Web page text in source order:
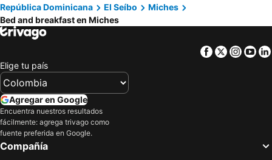
República Dominicana
El Seíbo
Miches
Bed and breakfast en Miches
Facebook
Twitter
Elige tu país
Agregar en Google
Encuentra nuestros resultados
fácilmente: agrega trivago como
fuente preferida en Google.
Compañía